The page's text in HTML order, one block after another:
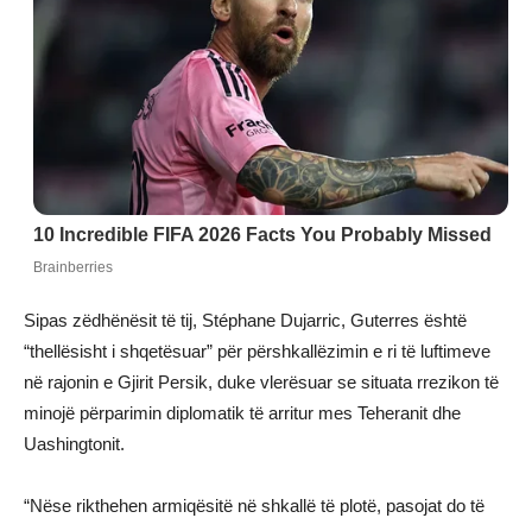
Sipas zëdhënësit të tij, Stéphane Dujarric, Guterres është
“thellësisht i shqetësuar” për përshkallëzimin e ri të luftimeve
në rajonin e Gjirit Persik, duke vlerësuar se situata rrezikon të
minojë përparimin diplomatik të arritur mes Teheranit dhe
Uashingtonit.
“Nëse rikthehen armiqësitë në shkallë të plotë, pasojat do të